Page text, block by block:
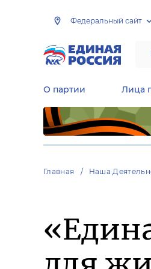
Федеральный сайт
О партии Лица
Главная Наша